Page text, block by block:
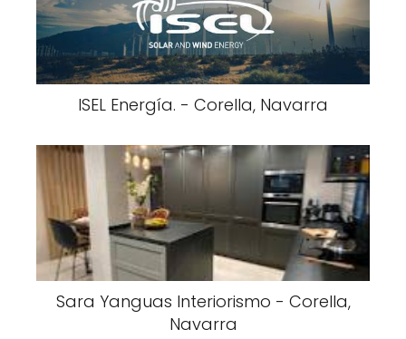
ISEL Energía. - Corella, Navarra
Sara Yanguas Interiorismo - Corella,
Navarra